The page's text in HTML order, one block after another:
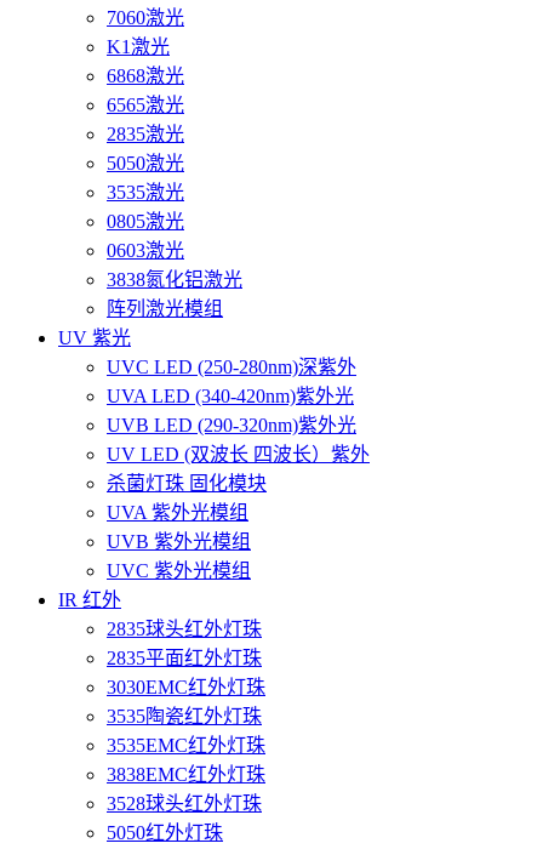
7060激光
K1激光
6868激光
6565激光
2835激光
5050激光
3535激光
0805激光
0603激光
3838氮化铝激光
阵列激光模组
UV 紫光
UVC LED (250-280nm)深紫外
UVA LED (340-420nm)紫外光
UVB LED (290-320nm)紫外光
UV LED (双波长 四波长）紫外
杀菌灯珠 固化模块
UVA 紫外光模组
UVB 紫外光模组
UVC 紫外光模组
IR 红外
2835球头红外灯珠
2835平面红外灯珠
3030EMC红外灯珠
3535陶瓷红外灯珠
3535EMC红外灯珠
3838EMC红外灯珠
3528球头红外灯珠
5050红外灯珠